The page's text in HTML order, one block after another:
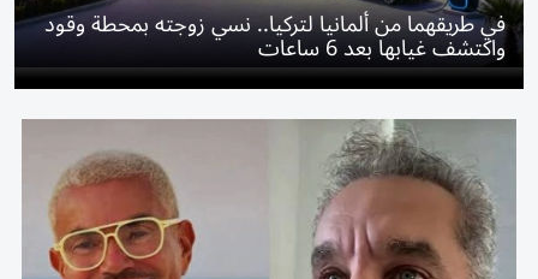
في طريقهما من ألمانيا لتركيا.. نسي زوجته بمحطة وقود
واكتشف غيابها بعد 6 ساعات